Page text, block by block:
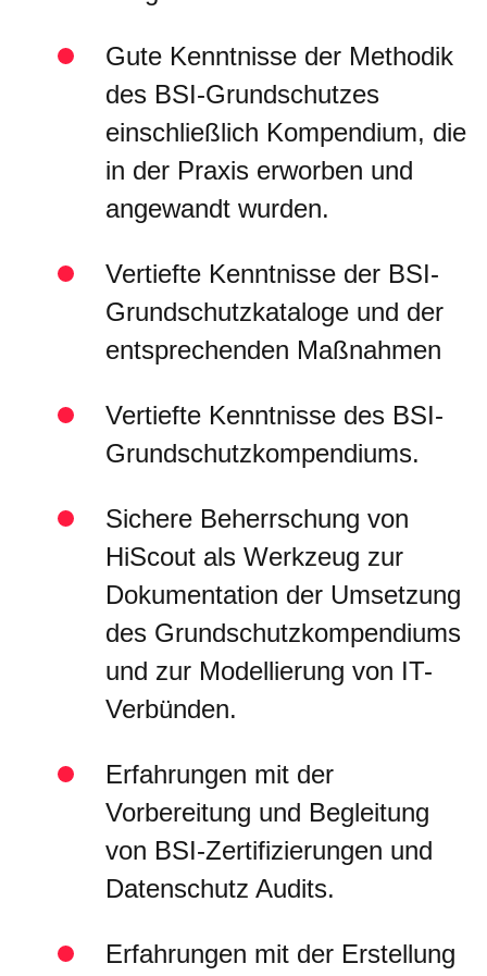
Gute Kenntnisse der Methodik
des BSI-Grundschutzes
einschließlich Kompendium, die
in der Praxis erworben und
angewandt wurden.
Vertiefte Kenntnisse der BSI-
Grundschutzkataloge und der
entsprechenden Maßnahmen
Vertiefte Kenntnisse des BSI-
Grundschutzkompendiums.
Sichere Beherrschung von
HiScout als Werkzeug zur
Dokumentation der Umsetzung
des Grundschutzkompendiums
und zur Modellierung von IT-
Verbünden.
Erfahrungen mit der
Vorbereitung und Begleitung
von BSI-Zertifizierungen und
Datenschutz Audits.
Erfahrungen mit der Erstellung